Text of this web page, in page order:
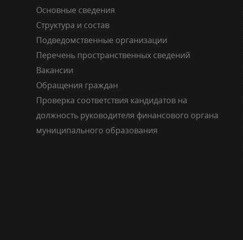
Основные сведения
Структура и состав
Подведомственные организации
Перечень пространственных сведений
Вакансии
Обращения граждан
Проверка соответствия кандидатов на
должность руководителя финансового органа
муниципального образования